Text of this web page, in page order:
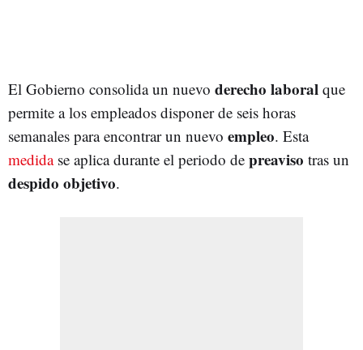
El Gobierno consolida un nuevo derecho laboral que
permite a los empleados disponer de seis horas
semanales para encontrar un nuevo empleo. Esta
medida se aplica durante el periodo de preaviso tras un
despido objetivo.